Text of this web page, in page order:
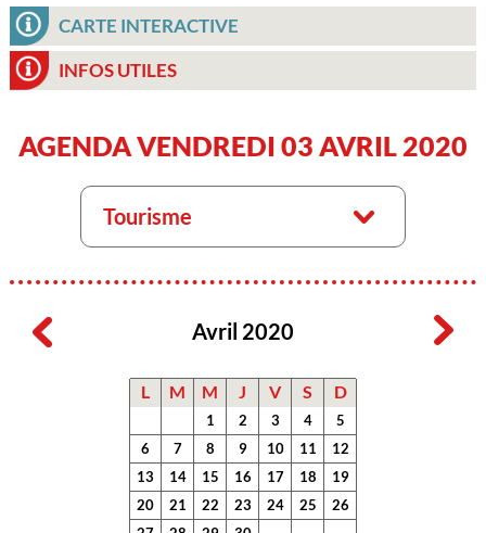
CARTE INTERACTIVE
INFOS UTILES
AGENDA VENDREDI 03 AVRIL 2020
Tourisme
Avril 2020
L M M J V S D
1 2 3 4
5
6
7 8 9 10 11
12
13
14 15 16 17 18
19
20
21 22 23 24 25
26